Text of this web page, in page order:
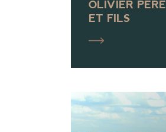
OLIVIER PÈRE
ET FILS